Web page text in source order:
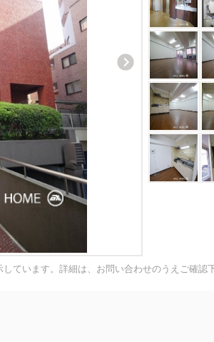
ています。詳細は、お問い合わせのうえご確認下